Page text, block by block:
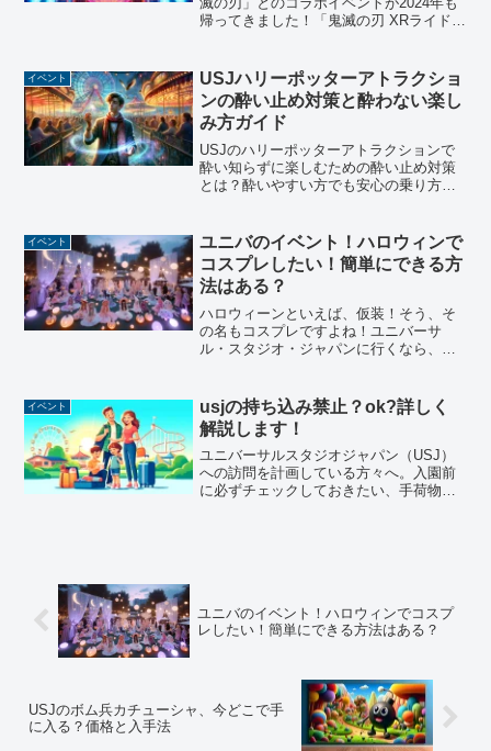
帰ってきました！「鬼滅の刃 XRライド
で、まるでアニメの世界に入り込んだか
のような体験が...
イベント
USJハリーポッターアトラクショ
ンの酔い止め対策と酔わない楽し
み方ガイド
USJのハリーポッターアトラクションで
酔い知らずに楽しむための酔い止め対策
とは？酔いやすい方でも安心の乗り方
イベント
ユニバのイベント！ハロウィンで
コスプレしたい！簡単にできる方
法はある？
ハロウィーンといえば、仮装！そう、そ
の名もコスプレですよね！ユニバーサ
ル・スタジオ・ジャパンに行くなら、ま
をご紹介します。ユニバのハロウィンで
コスプレを簡単にできる方法...
イベント
usjの持ち込み禁止？ok?詳しく
解説します！
ユニバーサルスタジオジャパン（USJ）
への訪問を計画している方々へ。入園前
に必ずチェックしておきたい、手荷物検
ユニバのイベント！ハロウィンでコスプ
レしたい！簡単にできる方法はある？
USJのボム兵カチューシャ、今どこで手
に入る？価格と入手法